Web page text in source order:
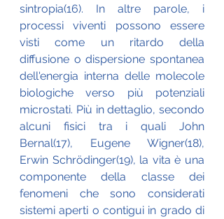
sintropia(16). In altre parole, i
processi viventi possono essere
visti come un ritardo della
diffusione o dispersione spontanea
dell'energia interna delle molecole
biologiche verso più potenziali
microstati. Più in dettaglio, secondo
alcuni fisici tra i quali John
Bernal(17), Eugene Wigner(18),
Erwin Schrödinger(19), la vita è una
componente della classe dei
fenomeni che sono considerati
sistemi aperti o contigui in grado di